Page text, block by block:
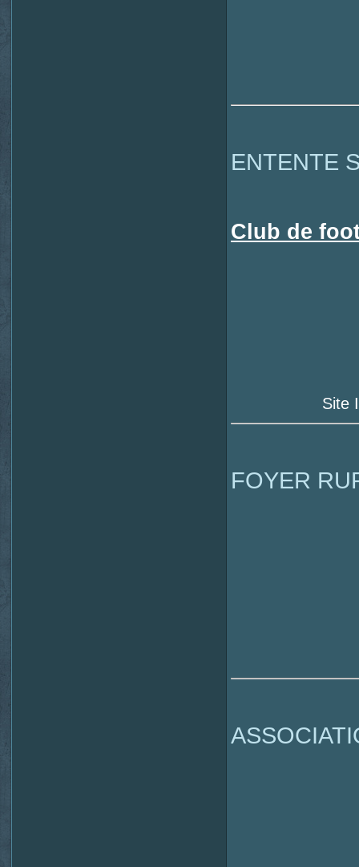
ENTENTE
Club de
Site
FOYER